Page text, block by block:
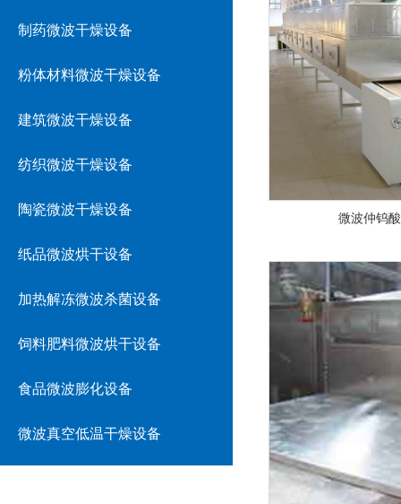
制药微波干燥设备
粉体材料微波干燥设备
建筑微波干燥设备
纺织微波干燥设备
陶瓷微波干燥设备
纸品微波烘干设备
加热解冻微波杀菌设备
饲料肥料微波烘干设备
食品微波膨化设备
微波真空低温干燥设备
微波仲钨